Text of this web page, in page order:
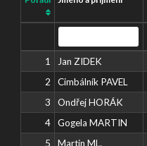
1 Jan ZIDEK
2
Cimbálník PAVEL
3
Ondřej HORÁK
4
Gogela MARTIN
5
Martin ML.